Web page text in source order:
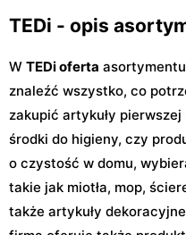
TEDi - opis
W TEDi oferta
znaleźć wszystko, co
zakupić artykuły
środki do higieny, czy
o czystość w domu,
takie jak miotła, mop,
także artykuły